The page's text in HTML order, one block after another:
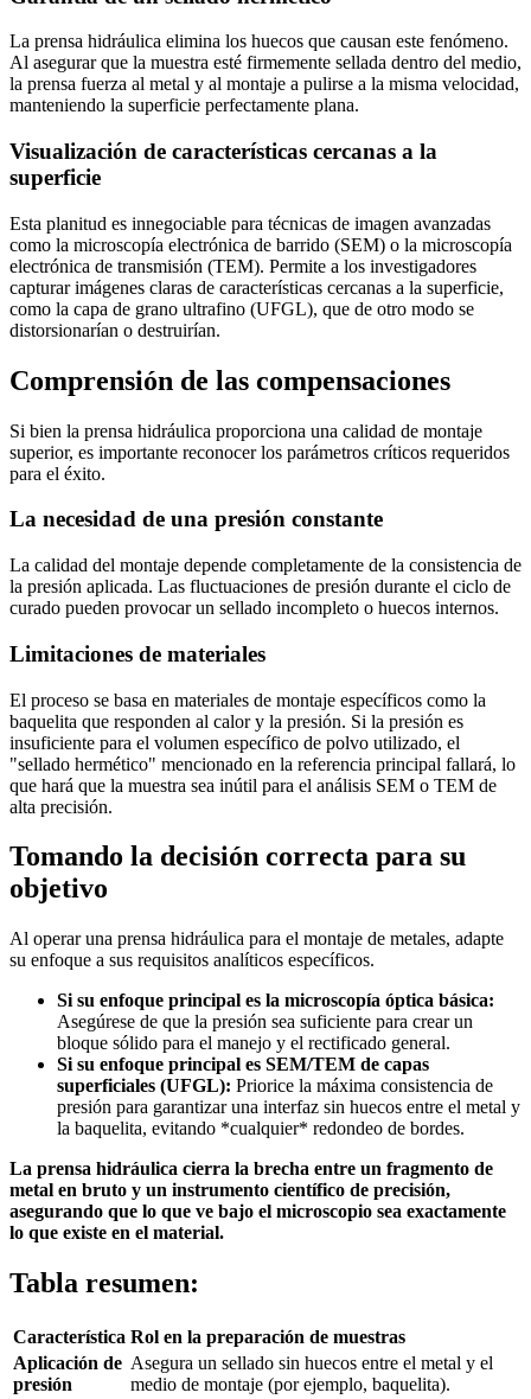
La prensa hidráulica elimina los huecos que causan este fenómeno.
Al asegurar que la muestra esté firmemente sellada dentro del medio,
la prensa fuerza al metal y al montaje a pulirse a la misma velocidad,
manteniendo la superficie perfectamente plana.
Visualización de características cercanas a la
superficie
Esta planitud es innegociable para técnicas de imagen avanzadas
como la microscopía electrónica de barrido (SEM) o la microscopía
electrónica de transmisión (TEM). Permite a los investigadores
capturar imágenes claras de características cercanas a la superficie,
como la capa de grano ultrafino (UFGL), que de otro modo se
distorsionarían o destruirían.
Comprensión de las compensaciones
Si bien la prensa hidráulica proporciona una calidad de montaje
superior, es importante reconocer los parámetros críticos requeridos
para el éxito.
La necesidad de una presión constante
La calidad del montaje depende completamente de la consistencia de
la presión aplicada. Las fluctuaciones de presión durante el ciclo de
curado pueden provocar un sellado incompleto o huecos internos.
Limitaciones de materiales
El proceso se basa en materiales de montaje específicos como la
baquelita que responden al calor y la presión. Si la presión es
insuficiente para el volumen específico de polvo utilizado, el
"sellado hermético" mencionado en la referencia principal fallará, lo
que hará que la muestra sea inútil para el análisis SEM o TEM de
alta precisión.
Tomando la decisión correcta para su
objetivo
Al operar una prensa hidráulica para el montaje de metales, adapte
su enfoque a sus requisitos analíticos específicos.
Si su enfoque principal es la microscopía óptica básica:
Asegúrese de que la presión sea suficiente para crear un
bloque sólido para el manejo y el rectificado general.
Si su enfoque principal es SEM/TEM de capas
superficiales (UFGL): Priorice la máxima consistencia de
presión para garantizar una interfaz sin huecos entre el metal y
la baquelita, evitando *cualquier* redondeo de bordes.
La prensa hidráulica cierra la brecha entre un fragmento de
metal en bruto y un instrumento científico de precisión,
asegurando que lo que ve bajo el microscopio sea exactamente
lo que existe en el material.
Tabla resumen:
Característica Rol en la preparación de muestras
Aplicación de
presión
Asegura un sellado sin huecos entre el metal y el
medio de montaje (por ejemplo, baquelita).